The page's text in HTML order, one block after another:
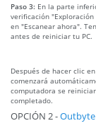
Paso 3: En la parte
verificación
en "Escanear ahora".
antes de reiniciar tu PC.
Después de hacer clic
comenzará
computadora se
completado.
OPCIÓN 2 -